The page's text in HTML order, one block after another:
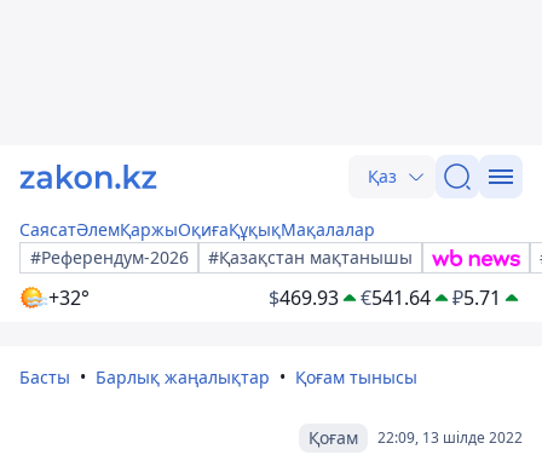
Қаз
СаясатӘлемҚаржыОқиғаҚұқықМақалалар
#Референдум-2026
#Қазақстан мақтанышы
+32° $469.93 €541.64 ₽5.71
Басты Барлық жаңалықтар Қоғам тынысы
22:09, 13 шілде 2022
Қоғам